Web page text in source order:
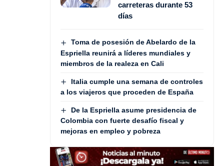
carreteras durante 53
días
Toma de posesión de Abelardo de la
Espriella reunirá a líderes mundiales y
miembros de la realeza en Cali
Italia cumple una semana de controles
a los viajeros que proceden de España
De la Espriella asume presidencia de
Colombia con fuerte desafío fiscal y
mejoras en empleo y pobreza